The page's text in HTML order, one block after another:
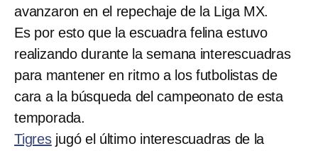
avanzaron en el repechaje de la Liga MX.
Es por esto que la escuadra felina estuvo
realizando durante la semana interescuadras
para mantener en ritmo a los futbolistas de
cara a la búsqueda del campeonato de esta
temporada.
Tigresjugó el último interescuadras de la